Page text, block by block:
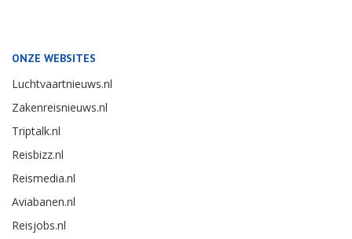
ONZE WEBSITES
Luchtvaartnieuws.nl
Zakenreisnieuws.nl
Triptalk.nl
Reisbizz.nl
Reismedia.nl
Aviabanen.nl
Reisjobs.nl